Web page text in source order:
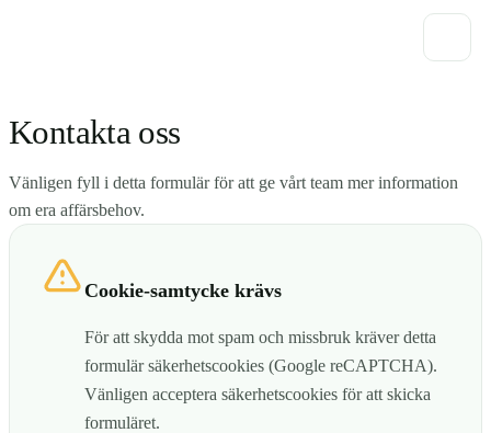
Kontakta oss
Vänligen fyll i detta formulär för att ge vårt team mer information
om era affärsbehov.
Cookie-samtycke krävs
För att skydda mot spam och missbruk kräver detta
formulär säkerhetscookies (Google reCAPTCHA).
Vänligen acceptera säkerhetscookies för att skicka
formuläret.